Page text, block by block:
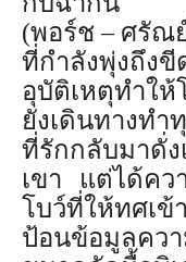
(พอร์ช–ศรัณย์
ที่กำลังพุ่งถึง
อุบัติเหตุทำให้
ยังเดินทางทำ
ที่รักกลับมาดั่
เขา แต่ได้คว
โบว์ที่ให้ทศเข้
ป้อนข้อมูลคว